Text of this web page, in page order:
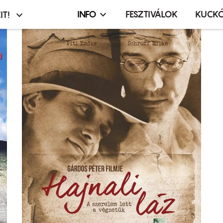
Infó,
esemény,
terembérlés
menü
INFO FESZTIVÁLOK